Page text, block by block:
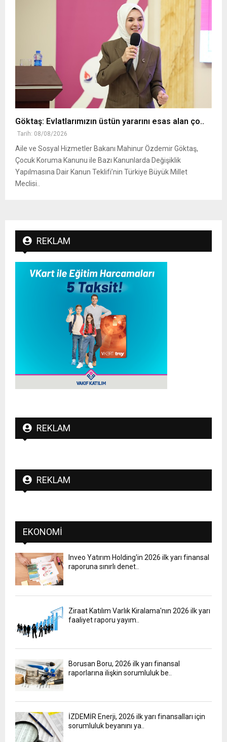
Göktaş: Evlatlarımızın üstün yararını esas alan ço..
Tarih: 08/08/2026
Aile ve Sosyal Hizmetler Bakanı Mahinur Özdemir Göktaş,
Çocuk Koruma Kanunu ile Bazı Kanunlarda Değişiklik
Yapılmasına Dair Kanun Teklifi’nin Türkiye Büyük Millet
Meclisi..
REKLAM
REKLAM
REKLAM
EKONOMI
Inveo Yatırım Holding'in 2026 ilk yarı finansal
raporuna sınırlı denet..
Ziraat Katılım Varlık Kiralama'nın 2026 ilk yarı
faaliyet raporu yayım..
Borusan Boru, 2026 ilk yarı finansal
raporlarına ilişkin sorumluluk be..
İZDEMİR Enerji, 2026 ilk yarı finansalları için
sorumluluk beyanını ya..